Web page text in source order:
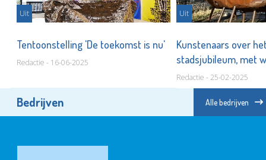
Uit
Tentoonstelling 'De toekomst is nu'
Redactie - 16-06-2025
Uit
Kunstenaars over
stadsjubileum, met
blikvanger
Redactie - 25-02-2025
Bedrijven Alle bedrijven